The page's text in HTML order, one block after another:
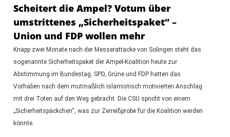
Scheitert die Ampel? Votum über
umstrittenes „Sicherheitspaket“ –
Union und FDP wollen mehr
Knapp zwei Monate nach der Messerattacke von Solingen steht das
sogenannte Sicherheitspaket der Ampel-Koalition heute zur
Abstimmung im Bundestag. SPD, Grüne und FDP hatten das
Vorhaben nach dem mutmaßlich islamistisch motivierten Anschlag
mit drei Toten auf den Weg gebracht. Die CSU spricht von einem
„Sicherheitspäckchen“, was zur Zerreißprobe für die Koalition werden
könnte.